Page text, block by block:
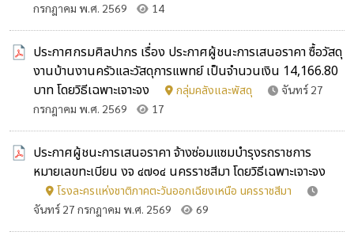
กรกฎาคม พ.ศ. 2569
14
ประกาศกรมศิลปากร เรื่อง ประกาศผู้ชนะการเสนอราคา ซื้อวัสดุ
งานบ้านงานครัวและวัสดุการแพทย์ เป็นจำนวนเงิน 14,166.80
บาท โดยวิธีเฉพาะเจาะจง
กลุ่มคลังและพัสดุ
จันทร์ 27
กรกฎาคม พ.ศ. 2569
17
ประกาศผู้ชนะการเสนอราคา จ้างซ่อมแซมบำรุงรถราชการ
หมายเลขทะเบียน งจ ๔๗๑๔ นครราชสีมา โดยวิธีเฉพาะเจาะจง
โรงละครแห่งชาติภาคตะวันออกเฉียงเหนือ นครราชสีมา
จันทร์ 27 กรกฎาคม พ.ศ. 2569 69